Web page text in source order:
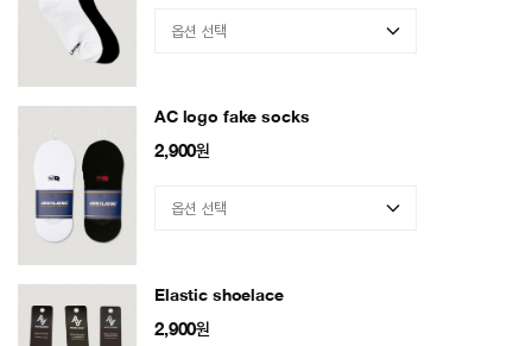
AC logo fake socks
2,900원
Elastic shoelace
2,900원